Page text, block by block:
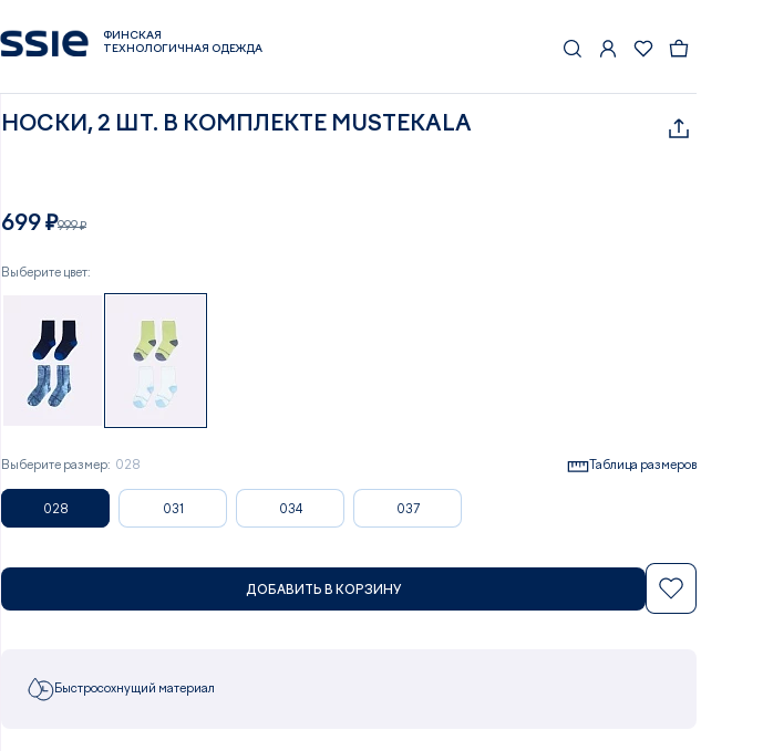
ФИНСКАЯ
ТЕХНОЛОГИЧНАЯ ОДЕЖДА
НОСКИ, 2 ШТ. В КОМПЛЕКТЕ MUSTEKALA
699 ₽999 ₽
Выберите цвет:
Выберите размер: 028 Таблица размеров
028 031 034 037
ДОБАВИТЬ В КОРЗИНУ
Быстросохнущий материал